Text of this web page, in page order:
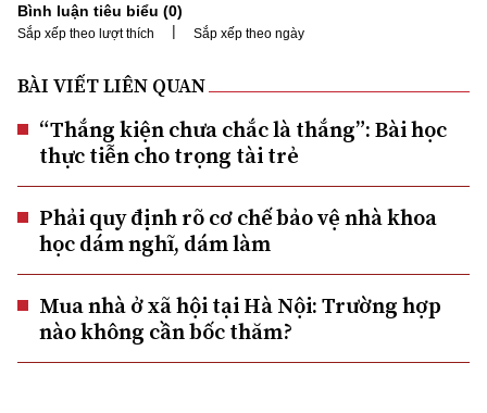
Bình luận tiêu biểu (0)
Sắp xếp theo lượt thích | Sắp xếp theo ngày
BÀI VIẾT LIÊN QUAN
“Thắng kiện chưa chắc là thắng”: Bài học
thực tiễn cho trọng tài trẻ
Phải quy định rõ cơ chế bảo vệ nhà khoa
học dám nghĩ, dám làm
Mua nhà ở xã hội tại Hà Nội: Trường hợp
nào không cần bốc thăm?